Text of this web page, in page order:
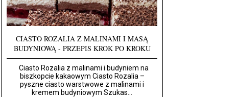
CIASTO ROZALIA Z MALINAMI I MASĄ
BUDYNIOWĄ - PRZEPIS KROK PO KROKU
Ciasto Rozalia z malinami i budyniem na
biszkopcie kakaowym Ciasto Rozalia –
pyszne ciasto warstwowe z malinami i
kremem budyniowym Szukas...